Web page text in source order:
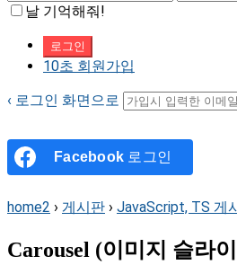
날 기억해줘!
10초 회원가입
‹ 로그인 화면으로
Facebook 로그인
home2 › 게시판 › JavaScript, TS 게
Carousel (이미지 슬라